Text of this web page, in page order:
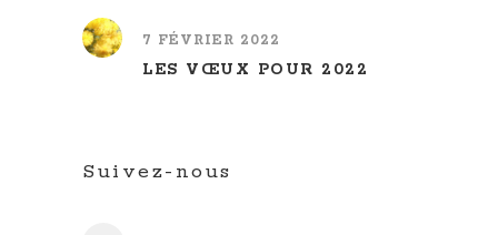
7 FÉVRIER 2022
LES VŒUX POUR 2022
Suivez-nous